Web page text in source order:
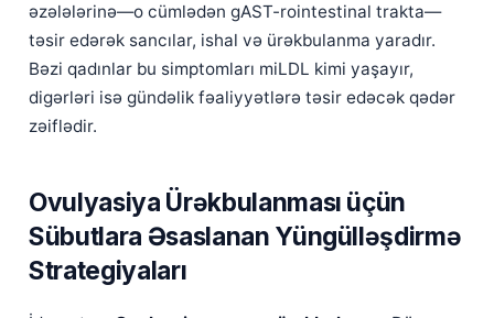
əzələlərinə—o cümlədən gAST-rointestinal trakta—
təsir edərək sancılar, ishal və ürəkbulanma yaradır.
Bəzi qadınlar bu simptomları miLDL kimi yaşayır,
digərləri isə gündəlik fəaliyyətlərə təsir edəcək qədər
zəiflədir.
Ovulyasiya Ürəkbulanması üçün
Sübutlara Əsaslanan Yüngülləşdirmə
Strategiyaları